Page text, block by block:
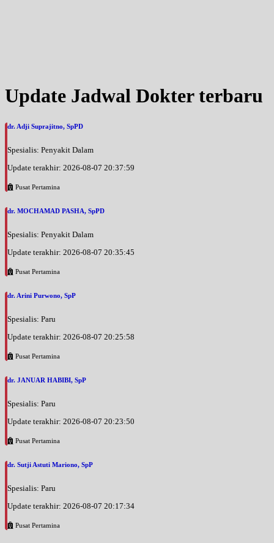
Update Jadwal Dokter terbaru
dr. Adji Suprajitno, SpPD
Spesialis: Penyakit Dalam
Update terakhir: 2026-08-07 20:37:59
Pusat Pertamina
dr. MOCHAMAD PASHA, SpPD
Spesialis: Penyakit Dalam
Update terakhir: 2026-08-07 20:35:45
Pusat Pertamina
dr. Arini Purwono, SpP
Spesialis: Paru
Update terakhir: 2026-08-07 20:25:58
Pusat Pertamina
dr. JANUAR HABIBI, SpP
Spesialis: Paru
Update terakhir: 2026-08-07 20:23:50
Pusat Pertamina
dr. Sutji Astuti Mariono, SpP
Spesialis: Paru
Update terakhir: 2026-08-07 20:17:34
Pusat Pertamina